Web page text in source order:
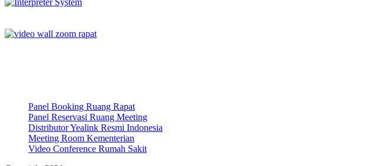
Panel Booking Ruang Rapat
Panel Reservasi Ruang Meeting
Distributor Yealink Resmi Indonesia
Meeting Room Kementerian
Video Conference Rumah Sakit